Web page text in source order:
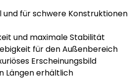
und für schwere Konstruktionen
und maximale Stabilität
für den Außenbereich
Erscheinungsbild
Längen erhältlich